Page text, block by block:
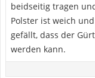
beidseitig tragen
Polster ist weich
gefällt, dass der
werden kann.